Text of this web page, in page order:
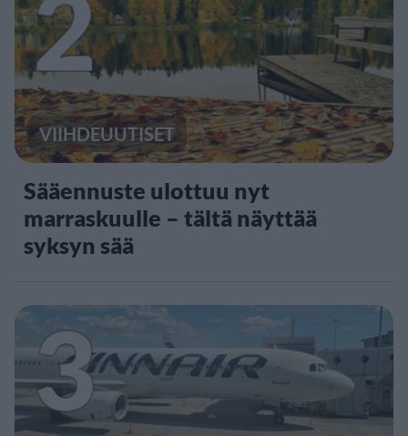
2
VIIHDEUUTISET
Sääennuste ulottuu nyt
marraskuulle – tältä näyttää
syksyn sää
3